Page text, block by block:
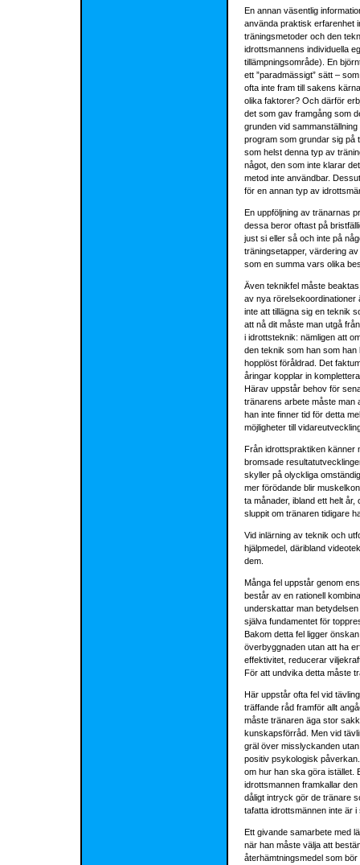
En annan väsentlig
använda praktisk erfarenhet
träningsmetoder och den
idrottsmannens individuella
tillämpningsområde). En
ett ”paradmässigt” sätt –
ofta inte fram till sakens
olika faktorer? Och därför
det som gav framgång som
grunden vid
program som grundar sig på
som helst denna typ av
något, den som inte klarar
metod inte användbar.
för en annan typ av
En uppföljning av tränarnas
dessa beror oftast på
just si eller så och inte på
träningsetapper, värdering
som en summa vars olika
Även teknikfel måste
av nya rörelsekoordinationer
inte att tillägna sig en teknik
att nå dit måste man utgå
i idrottsteknik: nämligen att
den teknik som han som
hopplöst föråldrad. Det
åringar kopplar in
Härav uppstår behov för
tränarens arbete måste man
han inte finner tid för detta
möjligheter till
Från idrottspraktiken känner
bromsade
skyller på olyckliga
mer förödande blir
ta månader, ibland ett helt
sluppit om tränaren tidigare
Vid inlärning av teknik och
hjälpmedel, däribland
dem.
Många fel uppstår genom
består av en rationell
underskattar man
själva fundamentet för
Bakom detta fel ligger
överbyggnaden utan att ha
effektivitet, reducerar
För att undvika detta måste
Här uppstår ofta fel vid
träffande råd framför allt
måste tränaren äga stor
kunskapsförråd. Men vid
gräl över misslyckanden
positiv psykologisk
om hur han ska göra istället.
idrottsmannen framkallar
dåligt intryck gör de tränare
tafatta idrottsmännen inte är
Ett givande samarbete med
när han måste välja att
återhämtningsmedel som